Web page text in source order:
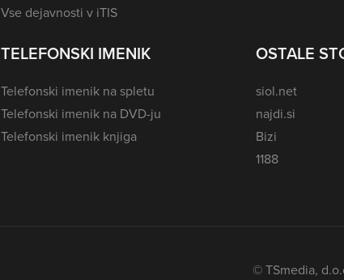
Vse dejavnosti v iTIS
TELEFONSKI IMENIK
Telefonski imenik na spletu
Telefonski imenik na DVD-ju
Telefonski imenik knjiga
OSTALE
siol.net
najdi.si
Bizi
1188
© TSmedia,